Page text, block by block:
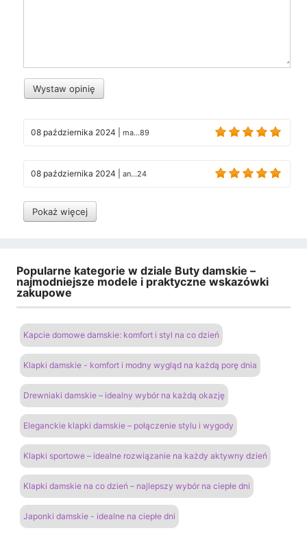
Wystaw opinię
08 października 2024 ma...89
08 października 2024 an...24
Pokaż więcej
Popularne kategorie w dziale Buty damskie –
najmodniejsze modele i praktyczne wskazówki
zakupowe
Kapcie domowe damskie: komfort i styl na co dzień
Klapki damskie - komfort i modny wygląd na każdą porę dnia
Drewniaki damskie – idealny wybór na każdą okazję
Eleganckie klapki damskie – połączenie stylu i wygody
Klapki sportowe – idealne rozwiązanie na każdy aktywny dzień
Klapki damskie na co dzień – najlepszy wybór na ciepłe dni
Japonki damskie - idealne na ciepłe dni